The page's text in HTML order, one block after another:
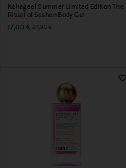
Kehageel Summer Limited Edition The
Ritual of Seshen Body Gel
Discounted Price
17,00 € Original Price
24,90 €